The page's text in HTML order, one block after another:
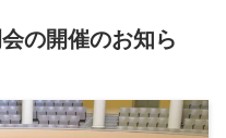
の開催のお知ら